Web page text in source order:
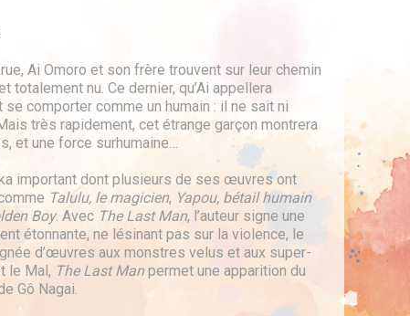
Ai Omoro et son frère trouvent sur leur chemin
totalement nu. Ce dernier, qu’Ai appellera
comporter comme un humain : il ne sait ni
très rapidement, cet étrange garçon montrera
et une force surhumaine…
important dont plusieurs de ses œuvres ont
Talulu, le magicien, Yapou, bétail humain
Boy. Avec The Last Man, l’auteur signe une
étonnante, ne lésinant pas sur la violence, le
d’œuvres aux monstres velus et aux super-
le Mal, The Last Manpermet une apparition du
Gô Nagai.